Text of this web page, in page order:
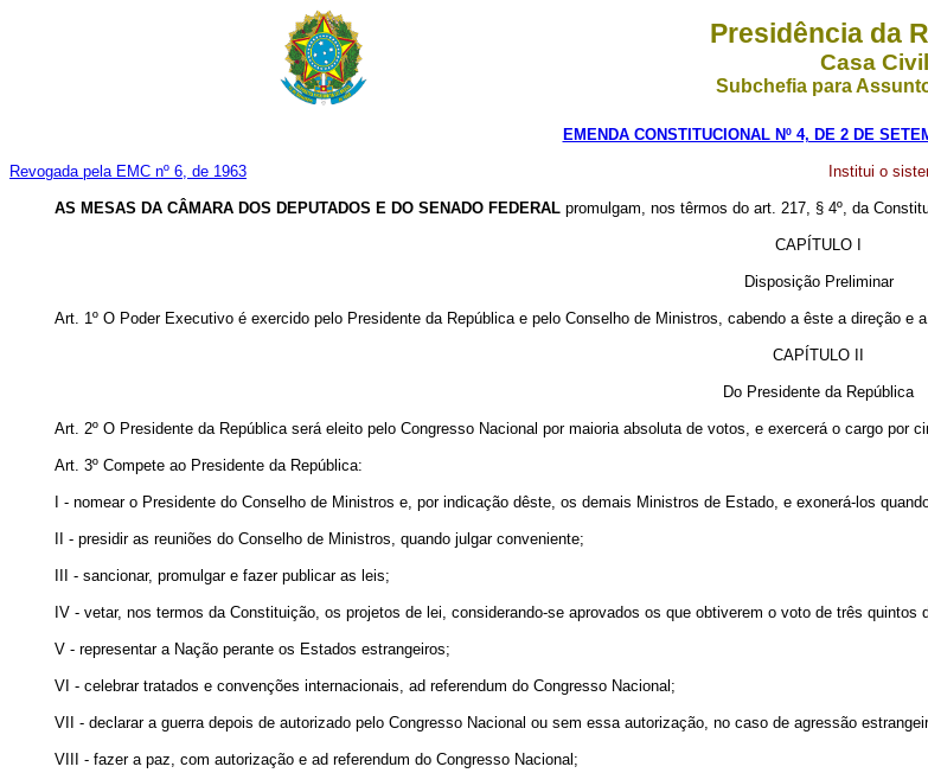
Presidência da
Casa Civil
Subchefia para
EMENDA CONSTITUCIONAL Nº 4, DE 2 DE
Revogada pela EMC nº 6, de 1963 Institui o
AS MESAS DA CÂMARA DOS DEPUTADOS E DO SENADO FEDERALpromulgam, nos têrmos do art. 217, § 4º, da
CAPÍTULO I
Disposição Preliminar
Art. 1º O Poder Executivo é exercido pelo Presidente da República e pelo Conselho de Ministros, cabendo a êste a direção
CAPÍTULO II
Do Presidente da República
Art. 2º O Presidente da República será eleito pelo Congresso Nacional por maioria absoluta de votos, e exercerá o cargo por
Art. 3º Compete ao Presidente da República:
I - nomear o Presidente do Conselho de Ministros e, por indicação dêste, os demais Ministros de Estado, e exonerá-los
II - presidir as reuniões do Conselho de Ministros, quando julgar conveniente;
III - sancionar, promulgar e fazer publicar as leis;
IV - vetar, nos termos da Constituição, os projetos de lei, considerando-se aprovados os que obtiverem o voto de três
V - representar a Nação perante os Estados estrangeiros;
VI - celebrar tratados e convenções internacionais, ad referendum do Congresso Nacional;
VII - declarar a guerra depois de autorizado pelo Congresso Nacional ou sem essa autorização, no caso de agressão
VIII - fazer a paz, com autorização e ad referendum do Congresso Nacional;